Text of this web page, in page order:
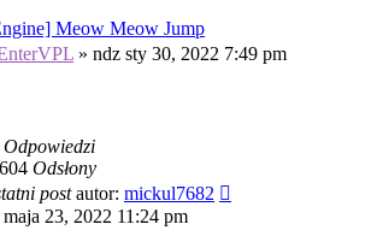
Meow Meow Jump
» ndz sty 30, 2022 7:49 pm
Odpowiedzi
Odsłony
postautor: mickul7682
23, 2022 11:24 pm